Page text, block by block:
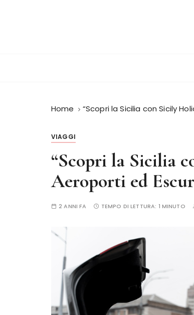
Home “Scopri la Sicilia con Sicily
VIAGGI
“Scopri la Sicilia
Aeroporti ed
2 ANNI FA TEMPO DI LETTURA: 1 MINUTO